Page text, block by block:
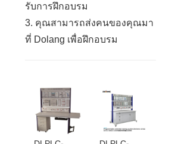
รับการฝึกอบรม
3. คุณสามารถส่งคนของคุณมา
ที่ Dolang เพื่อฝึกอบรม